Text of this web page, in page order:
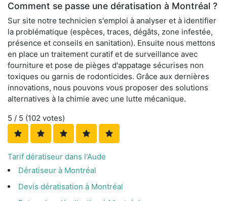
Comment se passe une dératisation à Montréal ?
Sur site notre technicien s'emploi à analyser et à identifier
la problématique (espèces, traces, dégâts, zone infestée,
présence et conseils en sanitation). Ensuite nous mettons
en place un traitement curatif et de surveillance avec
fourniture et pose de pièges d'appatage sécurises non
toxiques ou garnis de rodonticides. Grâce aux dernières
innovations, nous pouvons vous proposer des solutions
alternatives à la chimie avec une lutte mécanique.
5 / 5 (102 votes)
Tarif dératiseur dans l'Aude
Dératiseur à Montréal
Devis dératisation à Montréal